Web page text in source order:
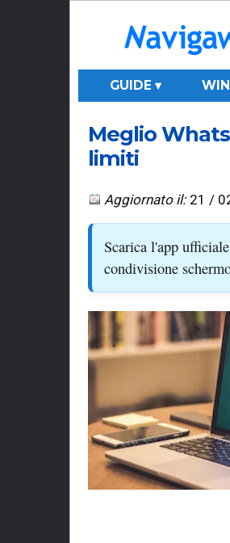
GUIDE ▾
Meglio
limiti
Aggiornato il: 21 /
Scarica l'app
condivisione